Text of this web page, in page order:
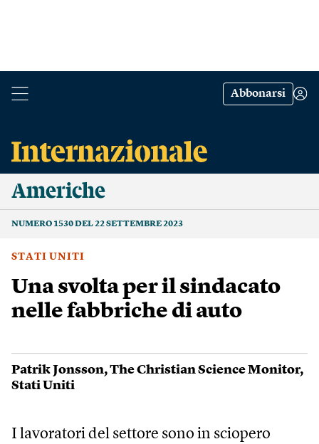
Abbonarsi
Americhe
NUMERO 1530 DEL 22 SETTEMBRE 2023
STATI UNITI
Una svolta per il sindacato
nelle fabbriche di auto
Patrik Jonsson,The Christian Science Monitor,
Stati Uniti
I lavoratori del settore sono in sciopero